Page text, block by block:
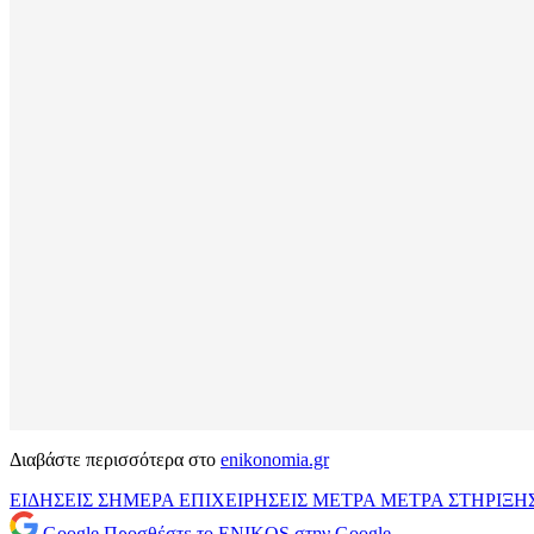
Διαβάστε περισσότερα στο enikonomia.gr
ΕΙΔΗΣΕΙΣ ΣΗΜΕΡΑ ΕΠΙΧΕΙΡΗΣΕΙΣ ΜΕΤΡΑ ΜΕΤΡΑ